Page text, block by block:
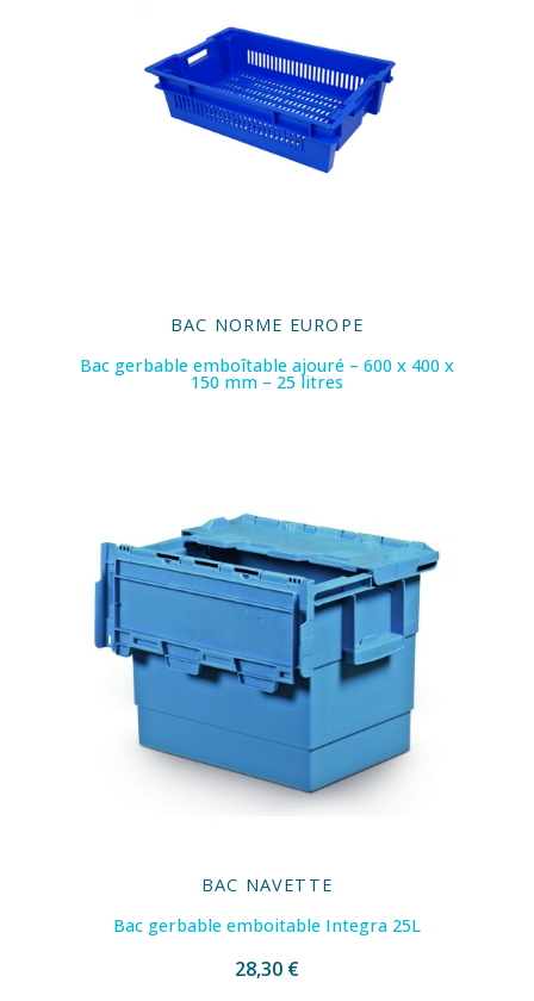
BAC NORME EUROPE
Bac gerbable emboîtable ajouré – 600 x 400 x
150 mm – 25 litres
BAC NAVETTE
Bac gerbable emboitable Integra 25L
28,30 €